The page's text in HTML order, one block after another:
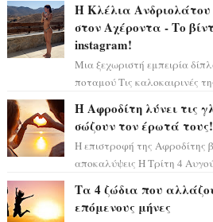
Η Κλέλια Ανδριολάτου
στον Αχέροντα - Το
instagram!
Μια ξεχωριστή εμπειρία
ποταμού Τις καλοκαιρινές
Η Αφροδίτη λύνει τις
σώζουν τον έρωτά τους!
Η επιστροφή της Αφροδίτης
αποκαλύψεις Η Τρίτη 4
Τα 4 ζώδια που
επόμενους μήνες